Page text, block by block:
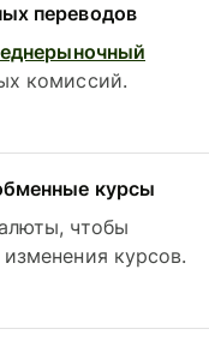
переводов
комиссий.
курсы
чтобы
курсов.